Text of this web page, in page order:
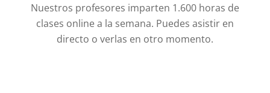
Nuestros profesores imparten 1.600 horas de
clases online a la semana. Puedes asistir en
directo o verlas en otro momento.